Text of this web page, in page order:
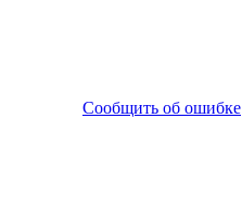
Сообщить об ошибке